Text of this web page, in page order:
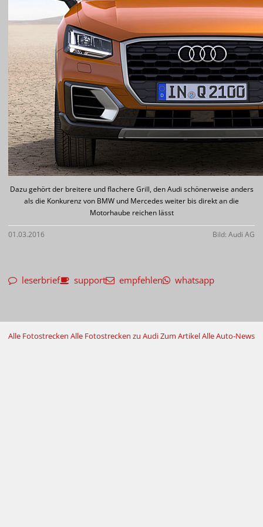
Dazu gehört der breitere und flachere Grill, den Audi schönerweise anders
als die Konkurenz von BMW und Mercedes weiter bis direkt an die
Motorhaube reichen lässt
01.03.2016 Bild: Audi AG
leserbrief support empfehlen whatsapp
Alle Fotostrecken Alle Fotostrecken zu AudiZum ArtikelAlle Auto-News